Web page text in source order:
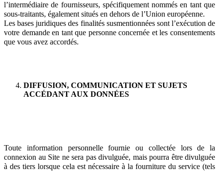
l’intermédiaire de fournisseurs, spécifiquement nommés en tant que
sous-traitants, également situés en dehors de l’Union européenne.
Les bases juridiques des finalités susmentionnées sont l’exécution de
votre demande en tant que personne concernée et les consentements
que vous avez accordés.
DIFFUSION, COMMUNICATION ET SUJETS
ACCÉDANT AUX DONNÉES
Toute information personnelle fournie ou collectée lors de la
connexion au Site ne sera pas divulguée, mais pourra être divulguée
à des tiers lorsque cela est nécessaire à la fourniture du service (tels